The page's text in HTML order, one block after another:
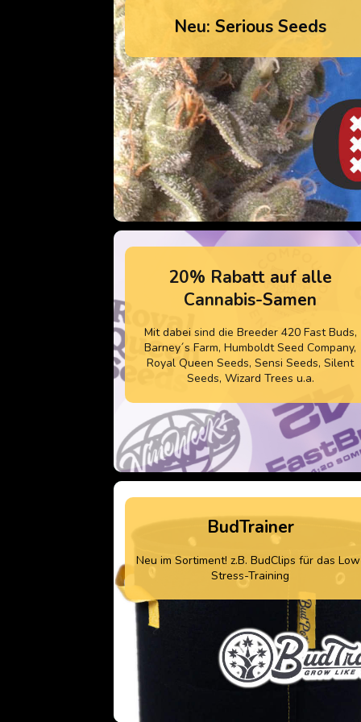
Neu: Serious Seeds
20% Rabatt auf alle
Cannabis-Samen
Mit dabei sind die Breeder 420 Fast Buds,
Barney´s Farm, Humboldt Seed Company,
Royal Queen Seeds, Sensi Seeds, Silent
Seeds, Wizard Trees u.a.
BudTrainer
Neu im Sortiment! z.B. BudClips für das
Stress-Training